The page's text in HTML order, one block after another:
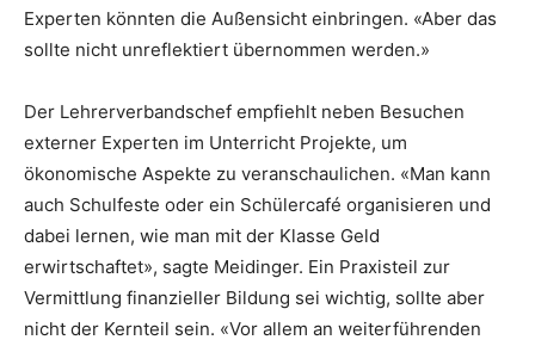
Experten könnten die Außensicht einbringen. «Aber das
sollte nicht unreflektiert übernommen werden.»
Der Lehrerverbandschef empfiehlt neben Besuchen
externer Experten im Unterricht Projekte, um
ökonomische Aspekte zu veranschaulichen. «Man kann
auch Schulfeste oder ein Schülercafé organisieren und
dabei lernen, wie man mit der Klasse Geld
erwirtschaftet», sagte Meidinger. Ein Praxisteil zur
Vermittlung finanzieller Bildung sei wichtig, sollte aber
nicht der Kernteil sein. «Vor allem an weiterführenden